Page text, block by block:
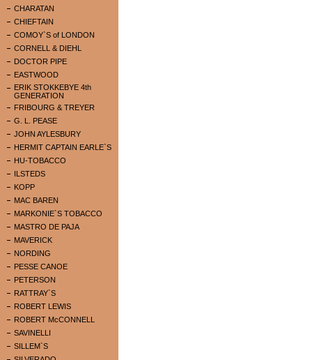
CHARATAN
CHIEFTAIN
COMOY`S of LONDON
CORNELL & DIEHL
DOCTOR PIPE
EASTWOOD
ERIK STOKKEBYE 4th
GENERATION
FRIBOURG & TREYER
G. L. PEASE
JOHN AYLESBURY
HERMIT CAPTAIN EARLE`S
HU-TOBACCO
ILSTEDS
KOPP
MAC BAREN
MARKONIE`S TOBACCO
MASTRO DE PAJA
MAVERICK
NORDING
PESSE CANOE
PETERSON
RATTRAY`S
ROBERT LEWIS
ROBERT McCONNELL
SAVINELLI
SILLEM`S